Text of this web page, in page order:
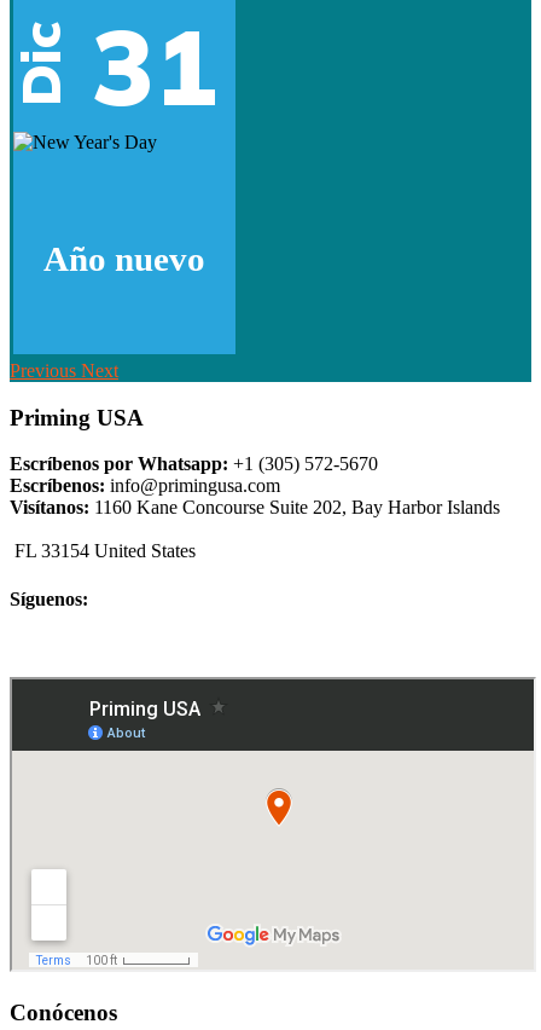
Dic 31
Año nuevo
Previous Next
Priming USA
Escríbenos por Whatsapp: +1 (305) 572-5670
Escríbenos: info@primingusa.com
Visítanos: 1160 Kane Concourse Suite 202, Bay Harbor Islands
FL 33154 United States
Síguenos:
Conócenos